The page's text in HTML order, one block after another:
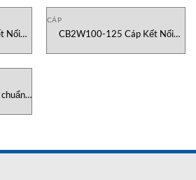
Nối
CÁP
CB2W100-125 Cáp Kết Nối